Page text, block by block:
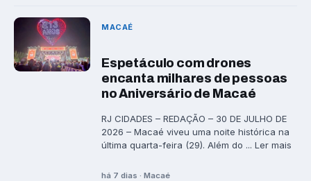
MACAÉ
Espetáculo com drones
encanta milhares de pessoas
no Aniversário de Macaé
RJ CIDADES – REDAÇÃO – 30 DE JULHO DE
2026 – Macaé viveu uma noite histórica na
última quarta-feira (29). Além do ... Ler mais
há 7 dias · Macaé